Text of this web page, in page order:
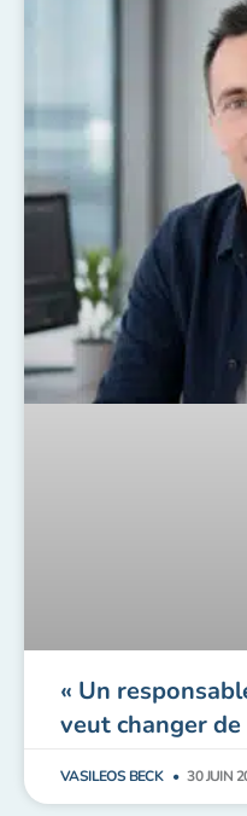
« Un
veut changer de
VASILEOS BECK 30 JUIN